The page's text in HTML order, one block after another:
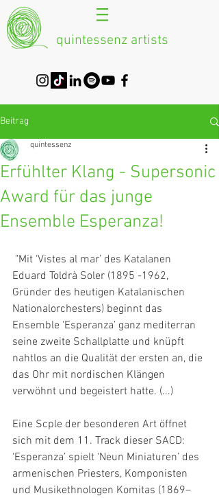
quintessenz artists
Beitrag
Erfühlter Klang - Supersonic
Award für das junge
Ensemble Esperanza!
quintessenz
Eduard Toldrà Soler (1895 -1962,
Gründer des heutigen Katalanischen
Nationalorchesters) beginnt das
Ensemble ‘Esperanza’ ganz mediterran
seine zweite Schallplatte und knüpft
nahtlos an die Qualität der ersten an, die
das Ohr mit nordischen Klängen
verwöhnt und begeistert hatte. (...)
Eine Scple der besonderen Art öffnet
sich mit dem 11. Track dieser SACD:
‘Esperanza’ spielt ‘Neun Miniaturen’ des
armenischen Priesters, Komponisten
und Musikethnologen Komitas (1869–